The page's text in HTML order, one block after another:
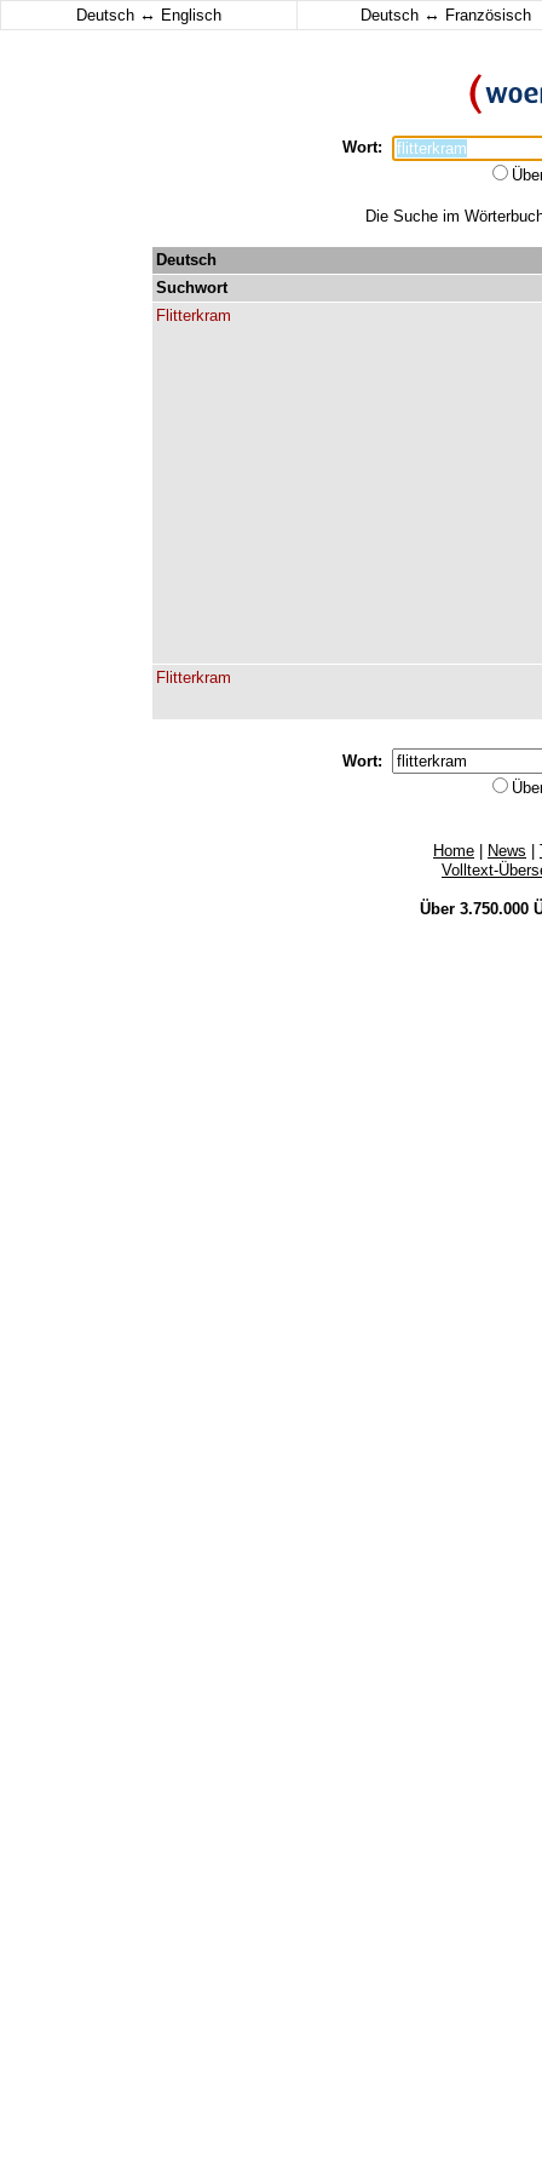
Deutsch ↔ Englisch Deutsch ↔ Französisch
Wort:
Die Suche im
Deutsch
Suchwort
Flitterkram
Flitterkram
Wort:
Home News
Volltext-
Über 3.750.000